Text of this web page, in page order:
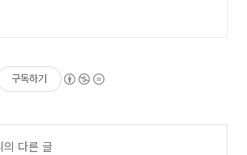
구독하기
의 다른 글